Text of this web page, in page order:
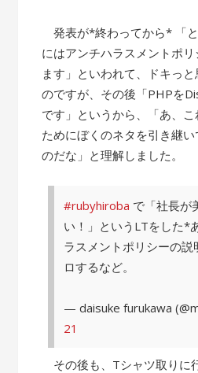
発表が*終わってから* 「
にはアンチハラスメントポ
ます」といわれて、ドキっ
のですが、その後「PHPを
です」というから、「あ、
ためにぼくのネタを引き継
のだな」と理解しました。
#rubyhiroba で「社長が
い！」というLTをした*
ラスメントポリシーの説
ロするなど。
— daisuke furukawa
21
その後も、Tシャツ取りに